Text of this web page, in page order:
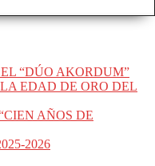
“DÚO AKORDUM”
EDAD DE ORO DEL
AÑOS DE
2026